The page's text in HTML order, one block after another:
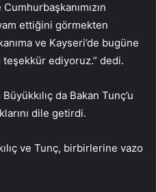
ettiğini görmekten
ve Kayseri’de bugüne
ediyoruz.” dedi.
da Bakan Tunç’u
dile getirdi.
ve Tunç, birbirlerine vazo